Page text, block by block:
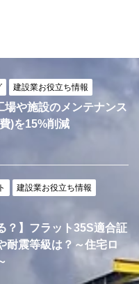
建設業お役立ち情報
場や施設のメンテナンス
)を15%削減
建設業お役立ち情報
？】フラット35S適合証
耐震等級は？～住宅ロ